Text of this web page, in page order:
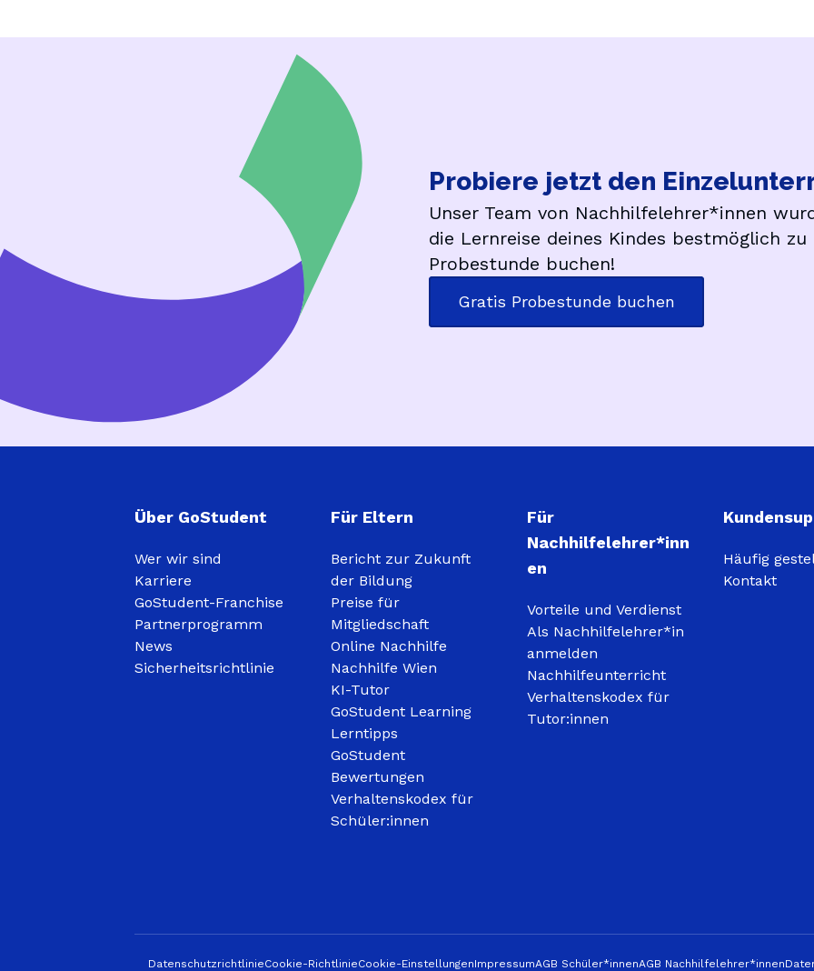
Probiere jetzt den
Unser Team von Nachhilfelehrer*innen
die Lernreise deines Kindes bestmöglich
Probestunde buchen!
Gratis Probestunde buchen
Über GoStudent
Wer wir sind
Karriere
GoStudent-Franchise
Partnerprogramm
News
Sicherheitsrichtlinie
Für Eltern
Bericht zur Zukunft
der Bildung
Preise für
Mitgliedschaft
Online Nachhilfe
Nachhilfe Wien
KI-Tutor
GoStudent Learning
Lerntipps
GoStudent
Bewertungen
Verhaltenskodex für
Schüler:innen
Für
Nachhilfelehrer*inn
en
Vorteile und Verdienst
Als Nachhilfelehrer*in
anmelden
Nachhilfeunterricht
Verhaltenskodex für
Tutor:innen
Häufig
Kontakt
DatenschutzrichtlinieCookie-RichtlinieCookie-EinstellungenImpressumAGB Schüler*innenAGB Nachhilfelehrer*innen